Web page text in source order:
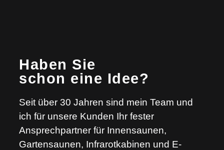
Haben Sie
schon eine Idee?
Seit über 30 Jahren sind mein Team und
ich für unsere Kunden Ihr fester
Ansprechpartner für Innensaunen,
Gartensaunen, Infrarotkabinen und E-